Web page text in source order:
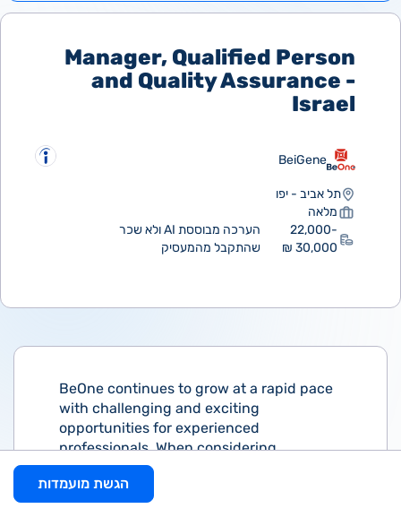
Manager, Qualified Person
and Quality Assurance -
Israel
BeiGene
תל אביב - יפו
מלאה
22,000-
30,000 ₪
הערכה מבוססת AI ולא שכר
שהתקבל מהמעסיק
BeOne continues to grow at a rapid pace
with challenging and exciting
opportunities for experienced
professionals. When considering
candidates, we look for scientific and
business professionals who are highly
motivated, collaborative, and most
הגשת מועמדות